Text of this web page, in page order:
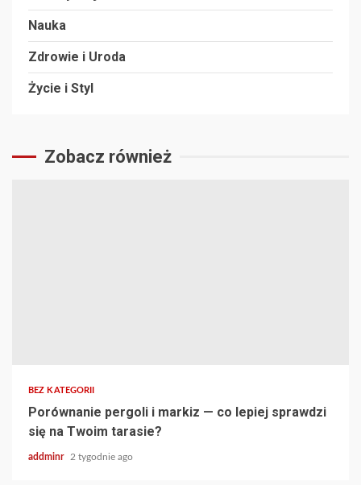
Nauka
Zdrowie i Uroda
Życie i Styl
Zobacz również
BEZ KATEGORII
Porównanie pergoli i markiz — co lepiej sprawdzi
się na Twoim tarasie?
addminr 2 tygodnie ago